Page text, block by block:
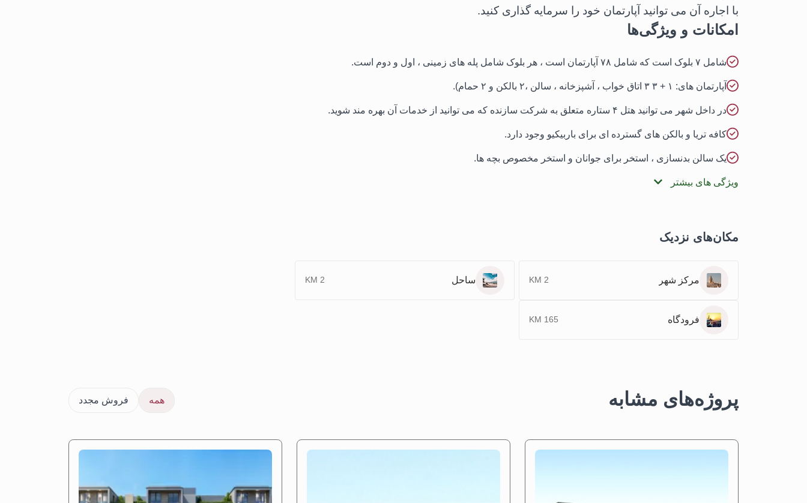
با اجاره آن می توانید آپارتمان خود را سرمایه گذاری کنید.
امکانات و ویژگی‌ها
شامل ۷ بلوک است که شامل ۷۸ آپارتمان است ، هر بلوک شامل پله های زمینی ، اول و دوم است.
آپارتمان های: ۱ + ۳ ۳ اتاق خواب ، آشپزخانه ، سالن ،۲ بالکن و ۲ حمام).
در داخل شهر می توانید هتل ۴ ستاره متعلق به شرکت سازنده که می توانید از خدمات آن بهره مند شوید.
کافه تریا و بالکن های گسترده ای برای باربیکیو وجود دارد.
یک سالن بدنسازی ، استخر برای جوانان و استخر مخصوص بچه ها.
ویژگی های بیشتر
مکان‌های نزدیک
مرکز شهر 2 KM ساحل 2 KM
فرودگاه 165 KM
پروژه‌های مشابه همه فروش مجدد